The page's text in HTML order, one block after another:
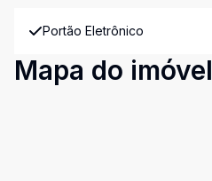
Portão Eletrônico
Mapa do imóvel